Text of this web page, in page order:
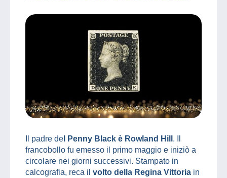
Il padre de l Penny Black è Rowland Hill . Il
francobollo fu emesso il primo maggio e iniziò a
circolare nei giorni successivi. Stampato in
calcografia, reca il volto della Regina Vittoria in